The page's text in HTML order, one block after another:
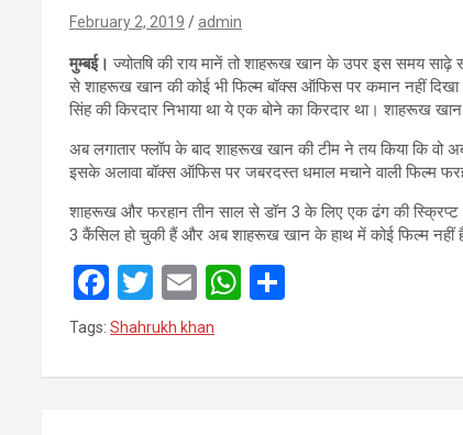
February 2, 2019 admin
मुम्बई। ज्योतषि की राय मानें तो शाहरूख खान के उपर इस समय
से शाहरूख खान की कोई भी फिल्म बॉक्स ऑफिस पर कमान नहीं
सिंह की किरदार निभाया था ये एक बोने का किरदार था। शाहरूख
अब लगातार फ्लॉप के बाद शाहरूख खान की टीम ने तय किया कि
इसके अलावा बॉक्स ऑफिस पर जबरदस्त धमाल मचाने वाली फिल्म
शाहरूख और फरहान तीन साल से डॉन 3 के लिए एक ढंग की स्क्रिप्ट
3 कैंसिल हो चुकी हैं और अब शाहरूख खान के हाथ में कोई फिल्म नहीं
F
a
b
T
wi
er
E
m
W
s
e
Tags: Shahrukh khan